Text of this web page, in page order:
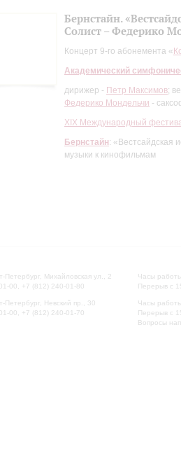
Бернстайн.
Солист – Федерико
Концерт 9-го абонемента «
Академический
дирижер - Петр Максимов;
Федерико Мондельчи -
XIХ Международный
Бернстайн: «Вестсайдская
музыки к кинофильмам
Петербург, Михайловская ул., 2
00, +7 (812) 240-01-80
Петербург, Невский пр., 30
00, +7 (812) 240-01-70
Часы
Перерыв с
Часы
Перерыв с
Вопросы